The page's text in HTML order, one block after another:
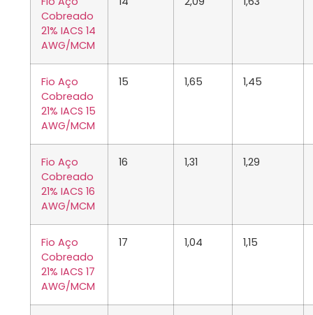
Cobreado
21% IACS 14
AWG/MCM
Fio Aço
Cobreado
21% IACS 15
AWG/MCM
15 1,65 1,45
Fio Aço
Cobreado
21% IACS 16
AWG/MCM
16 1,31 1,29
Fio Aço
Cobreado
21% IACS 17
AWG/MCM
17 1,04 1,15